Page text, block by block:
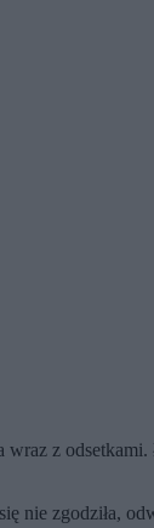
wraz z odsetkami.
nie zgodziła,